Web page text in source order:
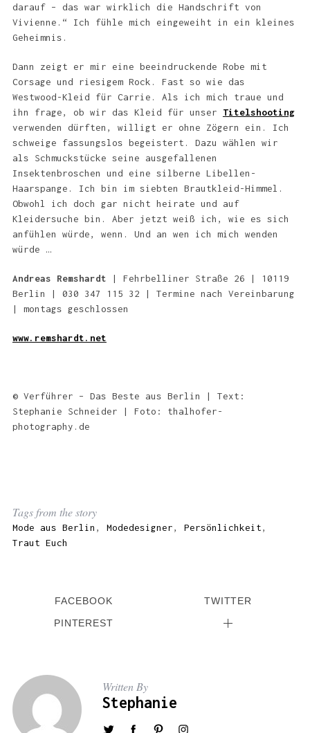
darauf – das war wirklich die Handschrift von
Vivienne.“ Ich fühle mich eingeweiht in ein kleines
Geheimnis.
Dann zeigt er mir eine beeindruckende Robe mit
Corsage und riesigem Rock. Fast so wie das
Westwood-Kleid für Carrie. Als ich mich traue und
ihn frage, ob wir das Kleid für unser Titelshooting
verwenden dürften, willigt er ohne Zögern ein. Ich
schweige fassungslos begeistert. Dazu wählen wir
als Schmuckstücke seine ausgefallenen
Insektenbroschen und eine silberne Libellen-
Haarspange. Ich bin im siebten Brautkleid-Himmel.
Obwohl ich doch gar nicht heirate und auf
Kleidersuche bin. Aber jetzt weiß ich, wie es sich
anfühlen würde, wenn. Und an wen ich mich wenden
würde …
Andreas Remshardt | Fehrbelliner Straße 26 | 10119
Berlin | 030 347 115 32 | Termine nach Vereinbarung
| montags geschlossen
www.remshardt.net
© Verführer – Das Beste aus Berlin | Text:
Stephanie Schneider | Foto: thalhofer-
photography.de
Tags from the story
Mode aus Berlin , Modedesigner, Persönlichkeit,
Traut Euch
FACEBOOK TWITTER
PINTEREST
Written By
Stephanie